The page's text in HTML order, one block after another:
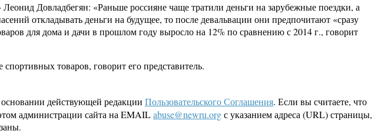
Довладбегян: «Раньше россияне чаще тратили деньги на зарубежные поездки, а
откладывать деньги на будущее, то после девальвации они предпочитают «сразу
для дома и дачи в прошлом году выросло на 12% по сравнению с 2014 г., говорит
товаров, говорит его представитель.
действующей редакции Пользовательского Соглашения. Если вы считаете, что
администрации сайта на EMAILabuse@newru.orgс указанием адреса (URL) страницы,